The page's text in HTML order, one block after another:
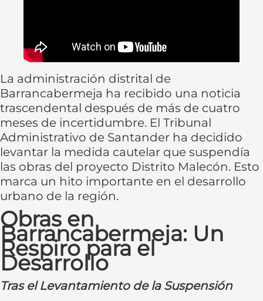
La administración distrital de
Barrancabermeja ha recibido una noticia
trascendental después de más de cuatro
meses de incertidumbre. El Tribunal
Administrativo de Santander ha decidido
levantar la medida cautelar que suspendía
las obras del proyecto Distrito Malecón. Esto
marca un hito importante en el desarrollo
urbano de la región.
Obras en
Barrancabermeja: Un
Respiro para el
Desarrollo
Tras el Levantamiento de la Suspensión